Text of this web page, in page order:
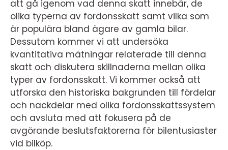
att gå igenom vad denna skatt innebär, de
olika typerna av fordonsskatt samt vilka som
är populära bland ägare av gamla bilar.
Dessutom kommer vi att undersöka
kvantitativa mätningar relaterade till denna
skatt och diskutera skillnaderna mellan olika
typer av fordonsskatt. Vi kommer också att
utforska den historiska bakgrunden till fördelar
och nackdelar med olika fordonsskattssystem
och avsluta med att fokusera på de
avgörande beslutsfaktorerna för bilentusiaster
vid bilköp.